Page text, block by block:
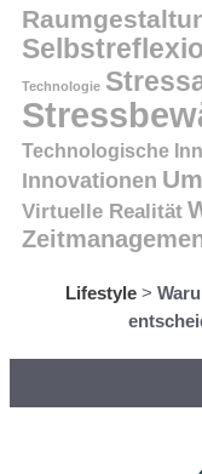
Technologie
Technologische
Innovationen
Virtuelle Realität
Lifestyle>